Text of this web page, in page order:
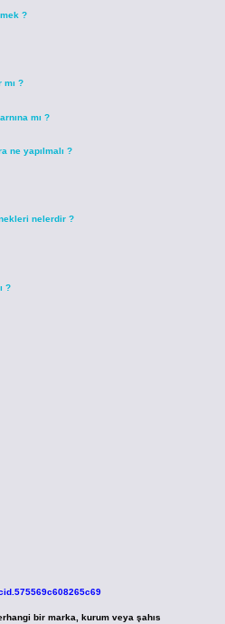
?
mı ?
mı ?
ne yapılmalı ?
nelerdir ?
?
bir marka, kurum veya şahıs